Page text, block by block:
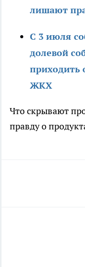
лишают
С 3 июля
долевой
приходить
ЖКХ
Что скрывают
правду о